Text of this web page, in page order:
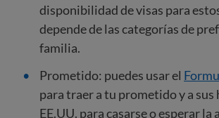
disponibilidad de visas para
depende de las categorías de
familia.
Prometido: puedes usar el
para traer a tu prometido y a sus
EE.UU. para casarse o esperar la